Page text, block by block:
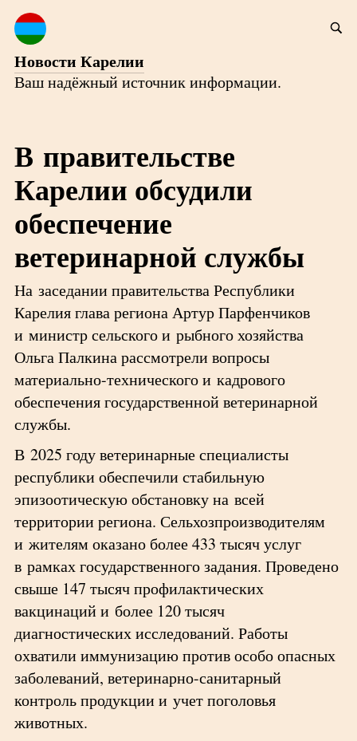
Новости Карелии
Ваш надёжный источник информации.
В правительстве
Карелии обсудили
обеспечение
ветеринарной службы
На заседании правительства Республики
Карелия глава региона Артур Парфенчиков
и министр сельского и рыбного хозяйства
Ольга Палкина рассмотрели вопросы
материально-технического и кадрового
обеспечения государственной ветеринарной
службы.
В 2025 году ветеринарные специалисты
республики обеспечили стабильную
эпизоотическую обстановку на всей
территории региона. Сельхозпроизводителям
и жителям оказано более 433 тысяч услуг
в рамках государственного задания. Проведено
свыше 147 тысяч профилактических
вакцинаций и более 120 тысяч
диагностических исследований. Работы
охватили иммунизацию против особо опасных
заболеваний, ветеринарно-санитарный
контроль продукции и учет поголовья
животных.